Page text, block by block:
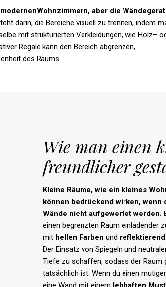
aber die
darin, die Bereiche visuell zu trennen, indem
mit strukturierten Verkleidungen, wie Holz–
Regale kann den Bereich abgrenzen,
des Raums.
Wie man einen
freundlicher
Kleine Räume,wie ein kleines
können bedrückend wirken,wenn
Wände nicht aufgewertet werden.
einen begrenzten Raum einladender
mit hellen Farben und
Der Einsatz von Spiegeln und
Tiefe zu schaffen, sodass der Raum
tatsächlich ist. Wenn du einen
eine Wand mit einem lebhaften